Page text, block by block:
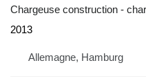
Chargeuse construction -
2013
Allemagne, Hamburg